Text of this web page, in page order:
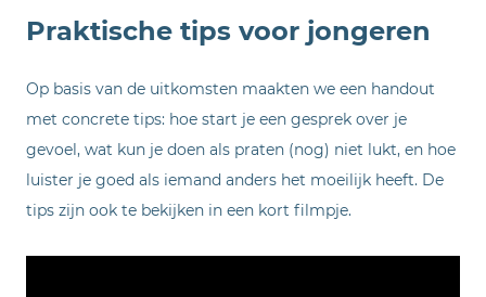
Praktische tips voor jongeren
Op basis van de uitkomsten maakten we een handout
met concrete tips: hoe start je een gesprek over je
gevoel, wat kun je doen als praten (nog) niet lukt, en hoe
luister je goed als iemand anders het moeilijk heeft. De
tips zijn ook te bekijken in een kort filmpje.